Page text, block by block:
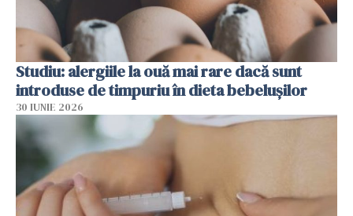
Studiu: alergiile la ouă mai rare dacă sunt
introduse de timpuriu în dieta bebelușilor
30 IUNIE 2026